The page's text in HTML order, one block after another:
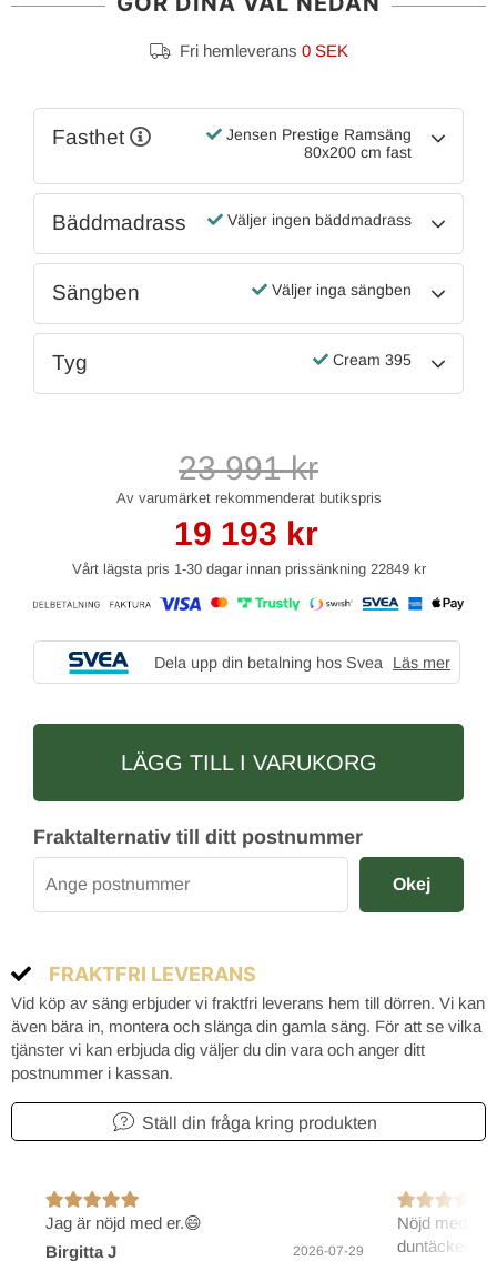
Jag är nöjd med er.😄
Birgitta J
2026-07-29
Nöjd med
duntäcket.
Fri hemleverans 0 SEK
Fasthet
Jensen Prestige Ramsäng
80x200 cm fast
Bäddmadrass Väljer ingen bäddmadrass
Sängben Väljer inga sängben
Tyg Cream 395
23 991kr
19 193 kr
Vårt lägsta pris 1-30 dagar innan prissänkning 22849 kr
Dela upp din betalning hos Svea Läs mer
LÄGG TILL I VARUKORG
Fraktalternativ till ditt postnummer
Okej
FRAKTFRI LEVERANS
Vid köp av säng erbjuder vi fraktfri leverans hem till dörren. Vi kan
även bära in, montera och slänga din gamla säng. För att se vilka
tjänster vi kan erbjuda dig väljer du din vara och anger ditt
postnummer i kassan.
Ställ din fråga kring produkten